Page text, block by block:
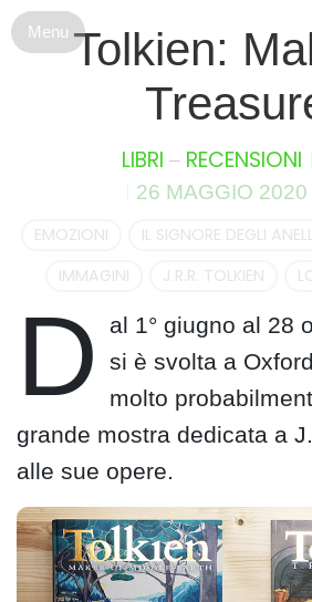
Tolkien:
LIBRI – RECENSIONI
26 MAGGIO 2020
EMOZIONI IL SIGNORE DEGLI
IMMAGINI
J.R.R. TOLKIEN
D
al 1° giugno al 28
si è svolta a
molto
grande mostra dedicata a
alle sue opere.